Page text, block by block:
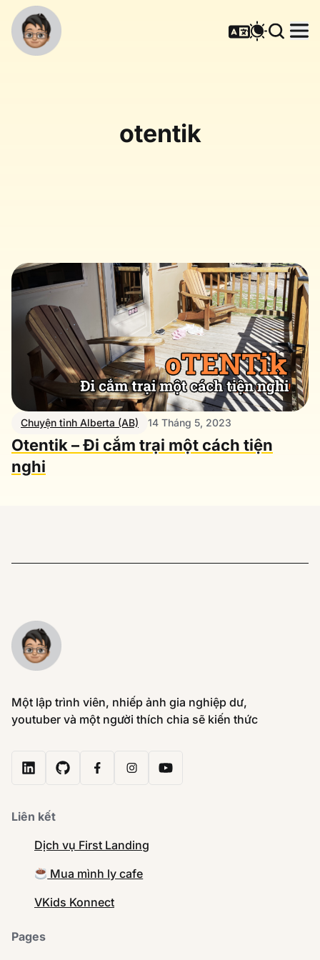
otentik
Chuyện tỉnh Alberta (AB) 14 Tháng 5, 2023
Otentik – Đi cắm trại một cách tiện
nghi
Một lập trình viên, nhiếp ảnh gia nghiệp dư,
youtuber và một người thích chia sẽ kiến thức
Liên kết
Dịch vụ First Landing
Mua mình ly cafe
VKids Konnect
Pages